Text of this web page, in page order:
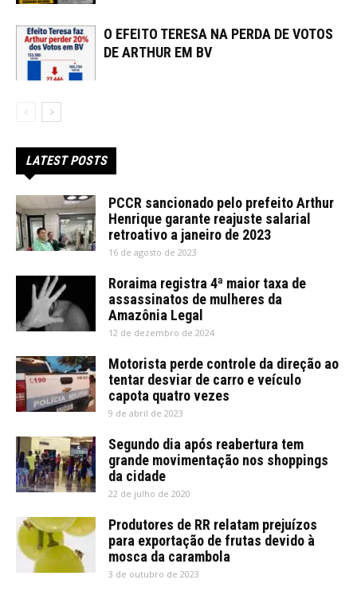
O EFEITO TERESA NA PERDA DE VOTOS
DE ARTHUR EM BV
LATEST POSTS
PCCR sancionado pelo prefeito Arthur
Henrique garante reajuste salarial
retroativo a janeiro de 2023
16 de agosto de 2023
Roraima registra 4ª maior taxa de
assassinatos de mulheres da
Amazônia Legal
12 de dezembro de 2024
Motorista perde controle da direção ao
tentar desviar de carro e veículo
capota quatro vezes
9 de abril de 2023
Segundo dia após reabertura tem
grande movimentação nos shoppings
da cidade
22 de julho de 2020
Produtores de RR relatam prejuízos
para exportação de frutas devido à
mosca da carambola
3 de outubro de 2023